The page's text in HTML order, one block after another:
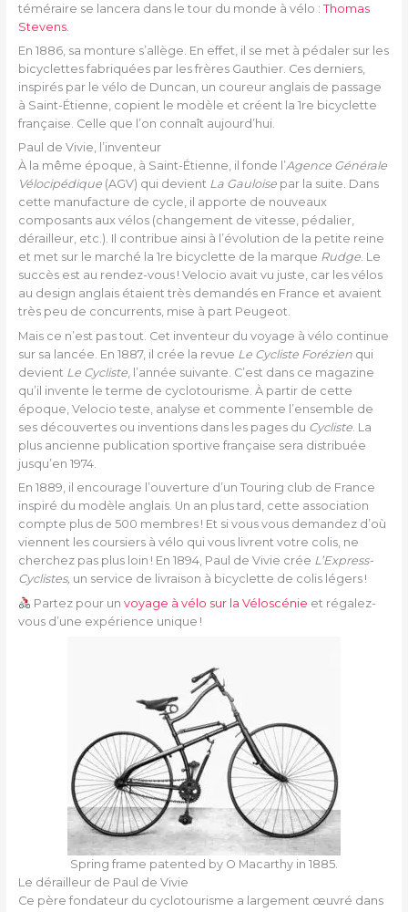
téméraire se lancera dans le tour du monde à vélo : Thomas
Stevens.
En 1886, sa monture s’allège. En effet, il se met à pédaler sur les
bicyclettes fabriquées par les frères Gauthier. Ces derniers,
inspirés par le vélo de Duncan, un coureur anglais de passage
à Saint-Étienne, copient le modèle et créent la 1re bicyclette
française. Celle que l’on connaît aujourd’hui.
Paul de Vivie, l’inventeur
À la même époque, à Saint-Étienne, il fonde l’Agence Générale
Vélocipédique(AGV) qui devient La Gauloisepar la suite. Dans
cette manufacture de cycle, il apporte de nouveaux
composants aux vélos (changement de vitesse, pédalier,
dérailleur, etc.). Il contribue ainsi à l’évolution de la petite reine
et met sur le marché la 1re bicyclette de la marque Rudge. Le
succès est au rendez-vous ! Velocio avait vu juste, car les vélos
au design anglais étaient très demandés en France et avaient
très peu de concurrents, mise à part Peugeot.
Mais ce n’est pas tout. Cet inventeur du voyage à vélo continue
sur sa lancée. En 1887, il crée la revue Le Cycliste Forézienqui
devient Le Cycliste, l’année suivante. C’est dans ce magazine
qu’il invente le terme de cyclotourisme. À partir de cette
époque, Velocio teste, analyse et commente l’ensemble de
ses découvertes ou inventions dans les pages du Cycliste. La
plus ancienne publication sportive française sera distribuée
jusqu’en 1974.
En 1889, il encourage l’ouverture d’un Touring club de France
inspiré du modèle anglais. Un an plus tard, cette association
compte plus de 500 membres ! Et si vous vous demandez d’où
viennent les coursiers à vélo qui vous livrent votre colis, ne
cherchez pas plus loin ! En 1894, Paul de Vivie crée L’Express-
Cyclistes, un service de livraison à bicyclette de colis légers !
Partez pour unvoyage à vélo sur la Véloscénie et régalez-
vous d’une expérience unique !
Spring frame patented by O Macarthy in 1885.
Le dérailleur de Paul de Vivie
Ce père fondateur du cyclotourisme a largement œuvré dans